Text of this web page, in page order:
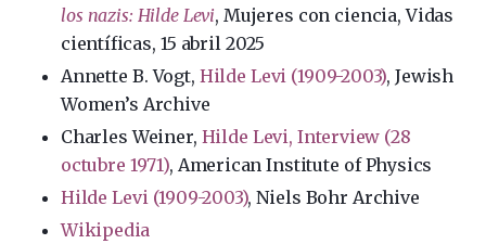
los nazis: Hilde Levi, Mujeres con ciencia, Vidas
científicas, 15 abril 2025
Annette B. Vogt, Hilde Levi (1909-2003), Jewish
Women’s Archive
Charles Weiner, Hilde Levi, Interview (28
octubre 1971), American Institute of Physics
Hilde Levi (1909-2003), Niels Bohr Archive
Wikipedia